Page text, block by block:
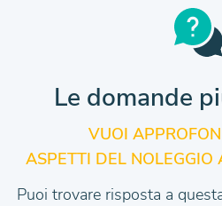
Le domande
VUOI
ASPETTI DEL NOLEGGIO
Puoi trovare risposta a